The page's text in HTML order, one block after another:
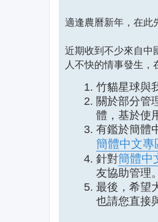
適逢農曆新年，在此
近期收到不少來自中
人不快的情事發生，
竹貓星球與
關於部分管
體，基於使
有鑑於簡體
簡體中文專
針對簡體中
友協助管理。
最後，希望
也請您直接